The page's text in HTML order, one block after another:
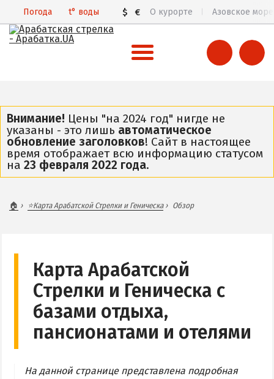
Погода t° воды $ € О курорте Азовское море
Все базы отдыха и отели
Общий обзор курорта
Арабатская Стрелка в 3D
Пляжи
Все веб-камеры
ГЕНИЧЕСК
Обзор Геническа
Все отели и пансионаты Геническа
Веб-камеры Геническа
ГЕНИЧЕСКАЯ ГОРКА
Внимание! Цены "на 2024 год" нигде не
указаны - это лишь автоматическое
обновление заголовков! Сайт в настоящее
время отображает всю информацию статусом
на 23 февраля 2022 года.
🏠 ⭐Карта Арабатской Стрелки и Геническа Обзор
Карта Арабатской
Стрелки и Геническа с
базами отдыха,
пансионатами и отелями
На данной странице представлена подробная